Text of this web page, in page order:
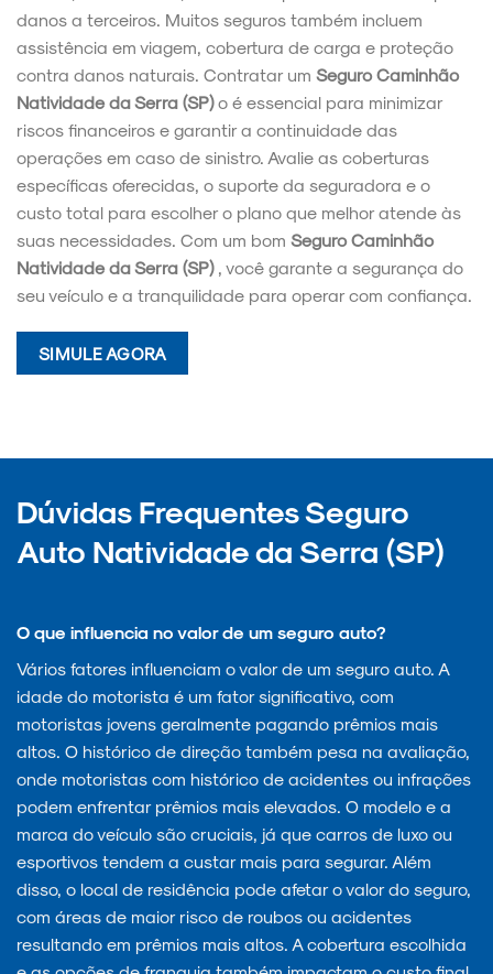
danos a terceiros. Muitos seguros também incluem
assistência em viagem, cobertura de carga e proteção
contra danos naturais. Contratar um Seguro Caminhão
Natividade da Serra (SP)o é essencial para minimizar
riscos financeiros e garantir a continuidade das
operações em caso de sinistro. Avalie as coberturas
específicas oferecidas, o suporte da seguradora e o
custo total para escolher o plano que melhor atende às
suas necessidades. Com um bom Seguro Caminhão
Natividade da Serra (SP) , você garante a segurança do
seu veículo e a tranquilidade para operar com confiança.
SIMULE AGORA
Dúvidas Frequentes Seguro
Auto Natividade da Serra (SP)
O que influencia no valor de um seguro auto?
Vários fatores influenciam o valor de um seguro auto. A
idade do motorista é um fator significativo, com
motoristas jovens geralmente pagando prêmios mais
altos. O histórico de direção também pesa na avaliação,
onde motoristas com histórico de acidentes ou infrações
podem enfrentar prêmios mais elevados. O modelo e a
marca do veículo são cruciais, já que carros de luxo ou
esportivos tendem a custar mais para segurar. Além
disso, o local de residência pode afetar o valor do seguro,
com áreas de maior risco de roubos ou acidentes
resultando em prêmios mais altos. A cobertura escolhida